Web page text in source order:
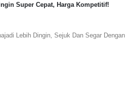
Super Cepat, Harga Kompetitif!
Lebih Dingin, Sejuk Dan Segar Dengan